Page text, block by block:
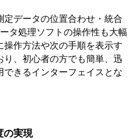
データの位置合わせ・統合
タ処理ソフトの操作性も大幅
作方法や次の手順を表示す
り、初心者の方でも簡単、迅
きるインターフェイスとな
の実現